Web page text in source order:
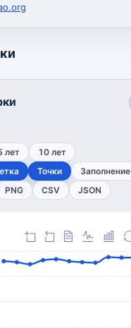
лет 10 лет
Точки Заполнение
PNG CSV JSON